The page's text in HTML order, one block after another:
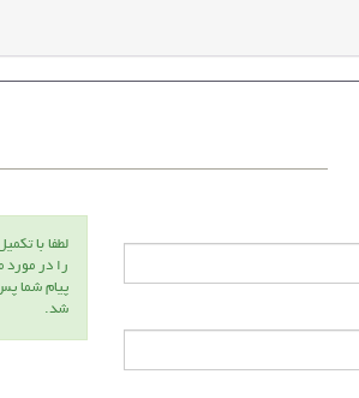
لطفا با
را در مورد
پيام شما
شد.